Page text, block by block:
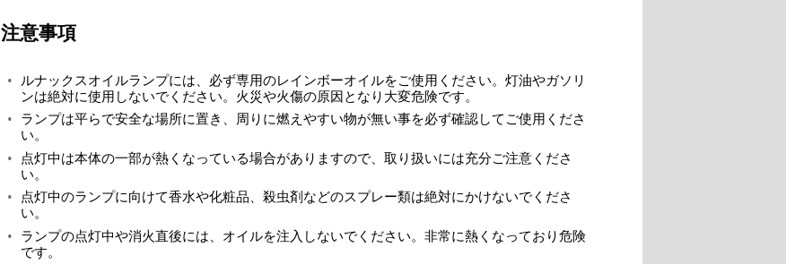
注意事項
ルナックスオイルランプには、必ず専用のレインボーオイルをご使用ください。灯油やガソリ
ンは絶対に使用しないでください。火災や火傷の原因となり大変危険です。
ランプは平らで安全な場所に置き、周りに燃えやすい物が無い事を必ず確認してご使用くださ
い。
点灯中は本体の一部が熱くなっている場合がありますので、取り扱いには充分ご注意くださ
い。
点灯中のランプに向けて香水や化粧品、殺虫剤などのスプレー類は絶対にかけないでくださ
い。
ランプの点灯中や消火直後には、オイルを注入しないでください。非常に熱くなっており危険
です。